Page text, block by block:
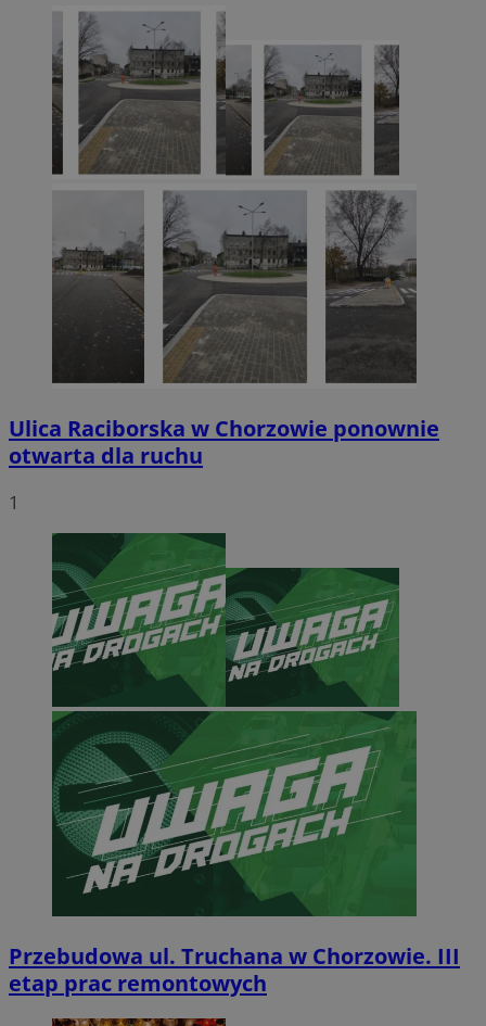
Ulica Raciborska w Chorzowie ponownie
otwarta dla ruchu
1
Przebudowa ul. Truchana w Chorzowie. III
etap prac remontowych